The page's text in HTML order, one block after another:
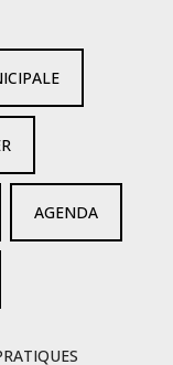
AGENDA